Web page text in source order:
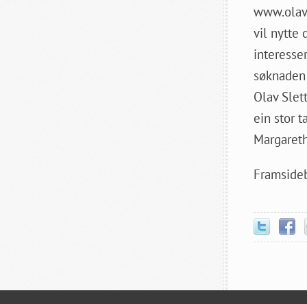
vil nytte
Olav
ein stor